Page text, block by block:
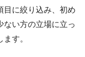
目に絞り込み、初め
ない方の立場に立っ
す。